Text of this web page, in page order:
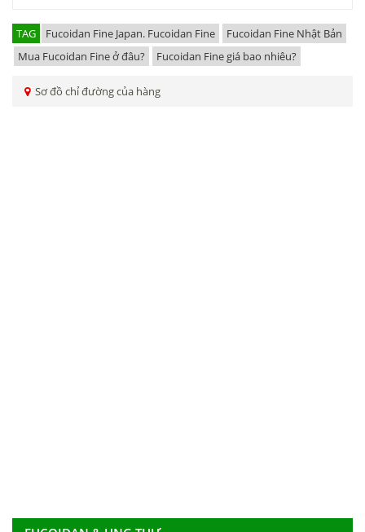
TAG Fucoidan Fine Japan. Fucoidan Fine
Fucoidan Fine Nhật Bản
Mua Fucoidan Fine ở đâu?
Fucoidan Fine giá bao nhiêu?
Sơ đồ chỉ đường của hàng